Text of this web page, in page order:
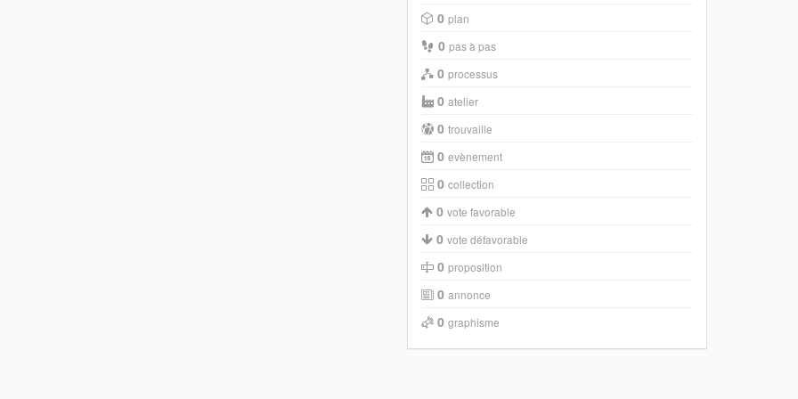
0 plan
0 pas à pas
0 processus
0 atelier
0 trouvaille
0 evènement
0 collection
0 vote favorable
0 vote défavorable
0 proposition
0 annonce
0 graphisme